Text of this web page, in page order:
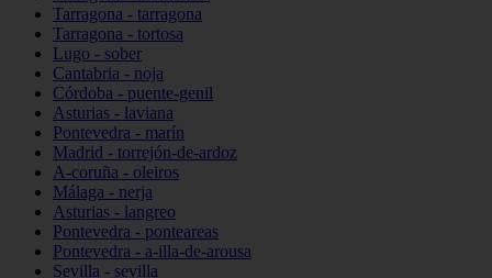
Tarragona - tarragona
Tarragona - tortosa
Lugo - sober
Cantabria - noja
Córdoba - puente-genil
Asturias - laviana
Pontevedra - marín
Madrid - torrejón-de-ardoz
A-coruña - oleiros
Málaga - nerja
Asturias - langreo
Pontevedra - ponteareas
Pontevedra - a-illa-de-arousa
Sevilla - sevilla